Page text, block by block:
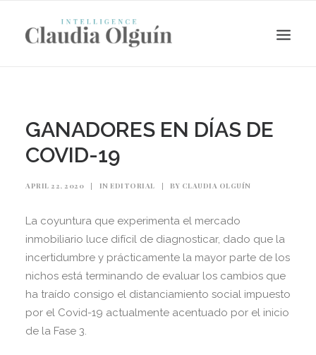
Search
GANADORES EN DÍAS DE
COVID-19
APRIL 22, 2020 | IN EDITORIAL | BY CLAUDIA OLGUÍN
La coyuntura que experimenta el mercado
inmobiliario luce difícil de diagnosticar, dado que la
incertidumbre y prácticamente la mayor parte de los
nichos está terminando de evaluar los cambios que
ha traído consigo el distanciamiento social impuesto
por el Covid-19 actualmente acentuado por el inicio
de la Fase 3.